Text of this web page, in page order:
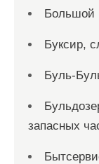
Большой
Буксир,
Буль-
запасных